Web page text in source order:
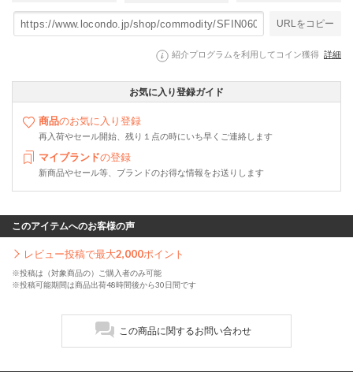
URLをコピー
紹介プログラムを利用してコイン獲得 詳細
お気に入り登録ガイド
商品のお気に入り登録
再入荷やセール開始、残り１点の時にいち早くご連絡します
マイブランドの登録
新商品やセール等、ブランドのお得な情報をお送りします
このアイテムへのお客様の声
レビュー投稿で最大2,000ポイント
※投稿は（対象商品の）ご購入者のみ可能
※投稿可能期間は商品出荷48時間後から30日間です
この商品に関するお問い合わせ